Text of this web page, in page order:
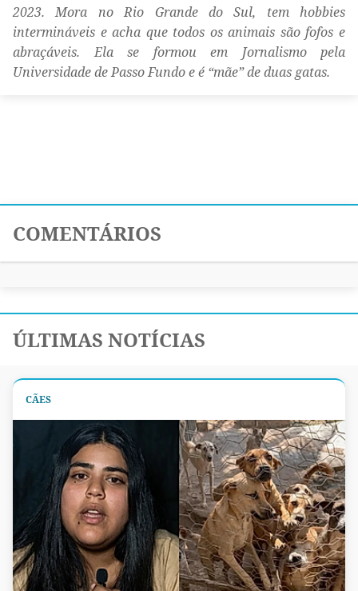
2023. Mora no Rio Grande do Sul, tem hobbies
intermináveis e acha que todos os animais são fofos e
abraçáveis. Ela se formou em Jornalismo pela
Universidade de Passo Fundo e é “mãe” de duas gatas.
COMENTÁRIOS
ÚLTIMAS NOTÍCIAS
CÃES